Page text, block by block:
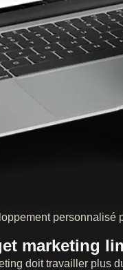
marketing
doit travailler plus